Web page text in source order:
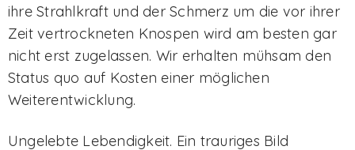
ihre Strahlkraft und der Schmerz um die vor ihrer
Zeit vertrockneten Knospen wird am besten gar
nicht erst zugelassen. Wir erhalten mühsam den
Status quo auf Kosten einer möglichen
Weiterentwicklung.
Ungelebte Lebendigkeit. Ein trauriges Bild